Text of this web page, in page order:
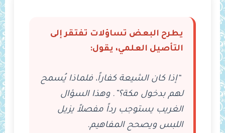
يطرح البعض تساؤلات تفتقر إلى
التأصيل العلمي، يقول:
“إذا كان الشيعة كفاراً، فلماذا يُسمح
لهم بدخول مكة؟”. وهذا السؤال
الغريب يستوجب رداً مفصلاً يزيل
اللبس ويصحح المفاهيم.